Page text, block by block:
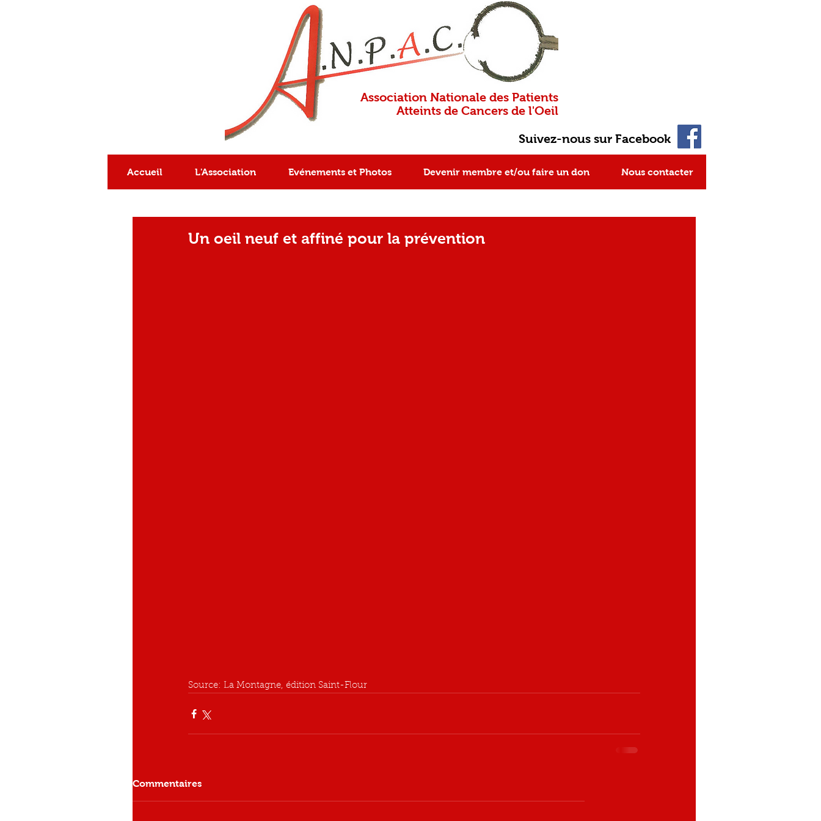
Association Nationale des Patients
Atteints de Cancers de l'Oeil
Suivez-nous sur Facebook
Accueil L'Association Evénements et Photos Devenir membre et/ou faire un don Nous contacter
Un oeil neuf et affiné pour la prévention
Source: La Montagne, édition Saint-Flour
Commentaires